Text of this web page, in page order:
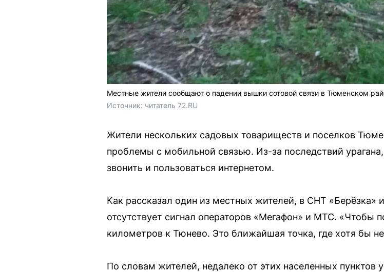
Местные жители сообщают о падении вышки сотовой связи в Тюменском
Источник: читатель 72.RU
Жители нескольких садовых товариществ и поселков
проблемы с мобильной связью. Из-за последствий
звонить и пользоваться интернетом.
Как рассказал один из местных жителей, в СНТ «Берёзка»
отсутствует сигнал операторов «Мегафон» и МТС. «Чтобы
километров к Тюнево. Это ближайшая точка, где хотя бы
По словам жителей, недалеко от этих населенных